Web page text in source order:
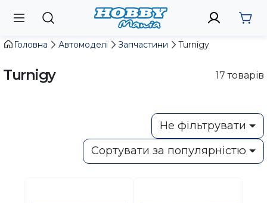
Головна Автомоделі Запчастини Turnigy
Turnigy 17 товарів
Не фільтрувати
Сортувати за популярністю